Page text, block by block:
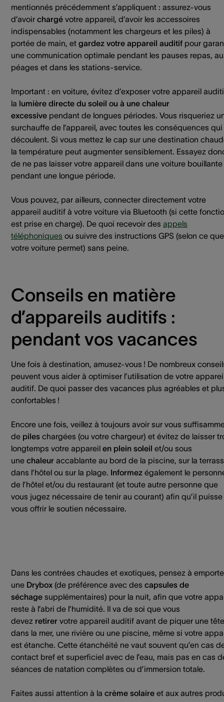
mentionnés précédemment s’appliquent : assurez-vous
d’avoir chargé votre appareil, d’avoir les accessoires
indispensables (notamment les chargeurs et les piles) à
portée de main, et gardez votre appareil auditif pour
une communication optimale pendant les pauses repas,
péages et dans les stations-service.
Important : en voiture, évitez d’exposer votre appareil
la lumière directe du soleil ou à une chaleur
excessive pendant de longues périodes. Vous risqueriez
surchauffe de l’appareil, avec toutes les conséquences qui
découlent. Si vous mettez le cap sur une destination
la température peut augmenter sensiblement. Essayez
de ne pas laisser votre appareil dans une voiture bouillante
pendant une longue période.
Vous pouvez, par ailleurs, connecter directement votre
appareil auditif à votre voiture via Bluetooth (si cette
est prise en charge). De quoi recevoir des appels
téléphoniques ou suivre des instructions GPS (selon ce que
votre voiture permet) sans peine.
Conseils en matière
d’appareils auditifs :
pendant vos vacances
Une fois à destination, amusez-vous ! De nombreux
peuvent vous aider à optimiser l’utilisation de votre
auditif. De quoi passer des vacances plus agréables et
confortables !
Encore une fois, veillez à toujours avoir sur vous
de piles chargées (ou votre chargeur) et évitez de laisser
longtemps votre appareil en plein soleil et/ou sous
une chaleur accablante au bord de la piscine, sur la
dans l’hôtel ou sur la plage. Informez également le
de l’hôtel et/ou du restaurant (et toute autre personne que
vous jugez nécessaire de tenir au courant) afin qu’il puisse
vous offrir le soutien nécessaire.
Dans les contrées chaudes et exotiques, pensez à
une Drybox (de préférence avec des capsules de
séchage supplémentaires) pour la nuit, afin que votre
reste à l’abri de l’humidité. Il va de soi que vous
devez retirer votre appareil auditif avant de piquer une tête
dans la mer, une rivière ou une piscine, même si votre
est étanche. Cette étanchéité ne vaut souvent qu’en cas
contact bref et superficiel avec de l’eau, mais pas en cas
séances de natation complètes ou d’immersion totale.
Faites aussi attention à la crème solaire et aux autres